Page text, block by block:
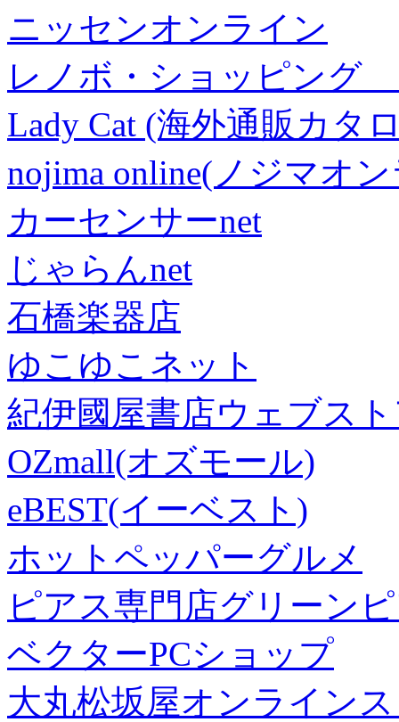
ニッセンオンライン
レノボ・ショッピング
Lady Cat (海外通販カタ
nojima online(ノジマオ
カーセンサーnet
じゃらんnet
石橋楽器店
ゆこゆこネット
紀伊國屋書店ウェブス
OZmall(オズモール)
eBEST(イーベスト)
ホットペッパーグルメ
ピアス専門店グリーン
ベクターPCショップ
大丸松坂屋オンライン